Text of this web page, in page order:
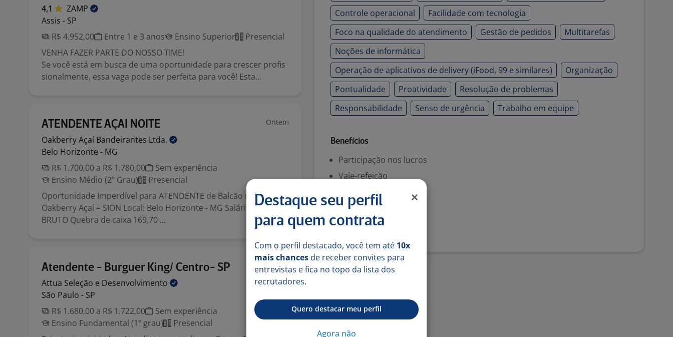
4,1
ZAMP
Assis - SP
R$ 4.952,00
Entre 1 e 3 anos Ensino Superior
Presencial
VENHA FAZER PARTE DO NOSSO TIME!
Se você está em busca de uma oportunidade para crescer profis
sionalmente, essa vaga pode ser perfeita para você! Esta...
ATENDENTE AÇAI NOITE Ontem
Oakberry Açaí Bandeirantes Ltda.
Belo Horizonte - MG
R$ 1.700,00 a R$ 1.780,00
Sem experiência
Ensino Médio (2º Grau)
Presencial
Oportunidade Imperdível para ATENDENTE de Balcão na
Oakberry Açaí = SION Local: Belo Horizonte - MG Salário1.697,00
BRUTO Quebra de caixa 169,70 ...
Atendente - Burguer King/ Centro- SP Ontem
Attua Seleção e Desenvolvimento
São Paulo - SP
R$ 1.680,00 a R$ 1.722,00
Sem experiência
Ensino Fundamental (1º grau)
Presencial
Controle operacional
Facilidade com tecnologia
Foco na qualidade do atendimento
Gestão de pedidos
Multitarefas
Noções de informática
Operação de aplicativos de delivery (iFood, 99 e similares)
Organização
Pontualidade
Proatividade
Resolução de problemas
Responsabilidade
Senso de urgência Trabalho em equipe
Benefícios
Participação nos lucros
Vale-refeição
Vale-transporte
Denunciar vaga
Destaque seu perfil
para quem contrata
Com o perfil destacado, você tem até 10x
mais chances de receber convites para
entrevistas e fica no topo da lista dos
recrutadores.
Quero destacar meu perfil
Agora não